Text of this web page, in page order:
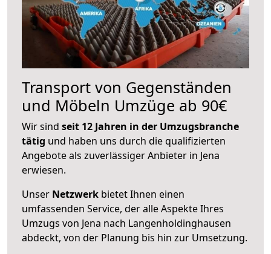
Transport von Gegenständen
und Möbeln Umzüge ab 90€
Wir sind seit 12 Jahren in der Umzugsbranche
tätig und haben uns durch die qualifizierten
Angebote als zuverlässiger Anbieter in Jena
erwiesen.
Unser Netzwerk bietet Ihnen einen
umfassenden Service, der alle Aspekte Ihres
Umzugs von Jena nach Langenholdinghausen
abdeckt, von der Planung bis hin zur Umsetzung.